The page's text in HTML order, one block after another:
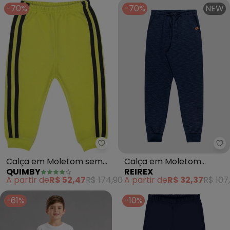
-70%
Quimby - Calça em Moletom
Calça em Moletom sem
Felpa (Verde Claro)
QUIMBY
A partir deR$ 52,47R$ 174,90
-70% NEW
Calça em Moletom
Flamê (Azul)
REIREX
A partir deR$ 32,37R$
-61%
-10%